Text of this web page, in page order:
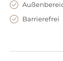
Barrierefrei